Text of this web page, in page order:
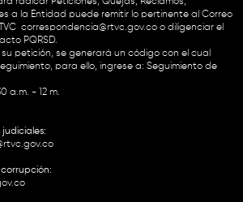
radicar Peticiones, Quejas, Reclamos,
a la Entidad puede remitir lo pertinente al Correo
correspondencia@rtvc.gov.co o diligenciar el
PQRSD.
petición, se generará un código con el cual
para ello, ingrese a: Seguimiento de
a.m. - 12 m.